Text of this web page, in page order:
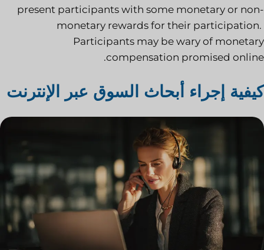
present participants with some monetary or non-
monetary rewards for their participation.
Participants may be wary of monetary
compensation promised online.
كيفية إجراء أبحاث السوق عبر الإنترنت